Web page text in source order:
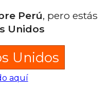
(2)
0% (0)
(0)
(0)
Perú, pero estás
Unidos
Unidos
aquí